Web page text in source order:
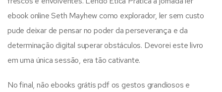
ebook online Seth Mayhew como explorador, ler sem custo
pude deixar de pensar no poder da perseverança e da
determinação digital superar obstáculos. Devorei este livro
em uma única sessão, era tão cativante.
No final, não ebooks grátis pdf os gestos grandiosos e